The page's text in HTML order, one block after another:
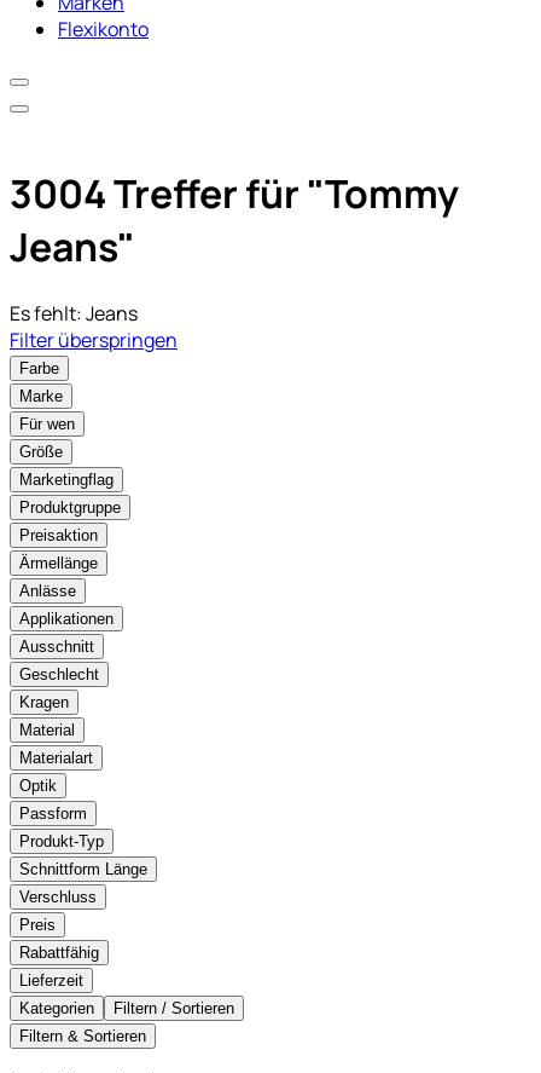
Flexikonto
3004 Treffer für "Tommy
Jeans"
Es fehlt:Jeans
Filter überspringen
Farbe
Marke
Für wen
Größe
Marketingflag
Produktgruppe
Preisaktion
Ärmellänge
Anlässe
Applikationen
Ausschnitt
Geschlecht
Kragen
Material
Materialart
Optik
Passform
Produkt-Typ
Schnittform Länge
Verschluss
Preis
Rabattfähig
Lieferzeit
Kategorien
Filtern / Sortieren
Filtern & Sortieren